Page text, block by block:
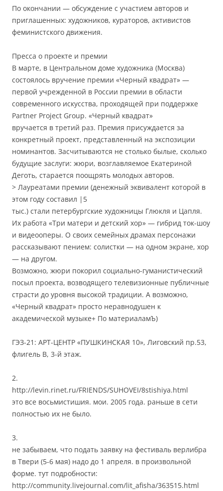
По окончании — обсуждение с участием авторов и
приглашенных: художников, кураторов, активистов
феминистского движения.
Пресса о проекте и премии
В марте, в Центральном доме художника (Москва)
состоялось вручение премии «Черный квадрат» —
первой учрежденной в России премии в области
современного искусства, проходящей при поддержке
Partner Project Group. «Черный квадрат»
вручается в третий раз. Премия присуждается за
конкретный проект, представленный на экспозиции
номинантов. Засчитываются не столько былые, сколько
будущие заслуги: жюри, возглавляемое Екатериной
Деготь, старается поощрять молодых авторов.
> Лауреатами премии (денежный эквивалент которой в
этом году составил |5
тыс.) стали петербургские художницы Глюкля и Цапля.
Их работа «Три матери и детский хор» — гибрид ток-шоу
и видеооперы. О своих семейных драмах персонажи
рассказывают пением: солистки — на одном экране, хор
— на другом.
Возможно, жюри покорил социально-гуманистический
посыл проекта, возводящего телевизионные публичные
страсти до уровня высокой традиции. А возможно,
«Черный квадрат» просто неравнодушен к
академической музыке+ По материаламЪ)
ГЭЗ-21: АРТ-ЦЕНТР «ПУШКИНСКАЯ 10», Лиговский пр.53,
флигель B, 3-й этаж.
2.
http://levin.rinet.ru/FRIENDS/SUHOVEI/8stishiya.html
это все восьмистишия. мои. 2005 года. раньше в сети
полностью их не было.
3.
не забываем, что подать заявку на фестиваль верлибра
в Твери (5-6 мая) надо до 1 апреля. в произвольной
форме. тут подробности:
http://community.livejournal.com/lit_afisha/363515.html